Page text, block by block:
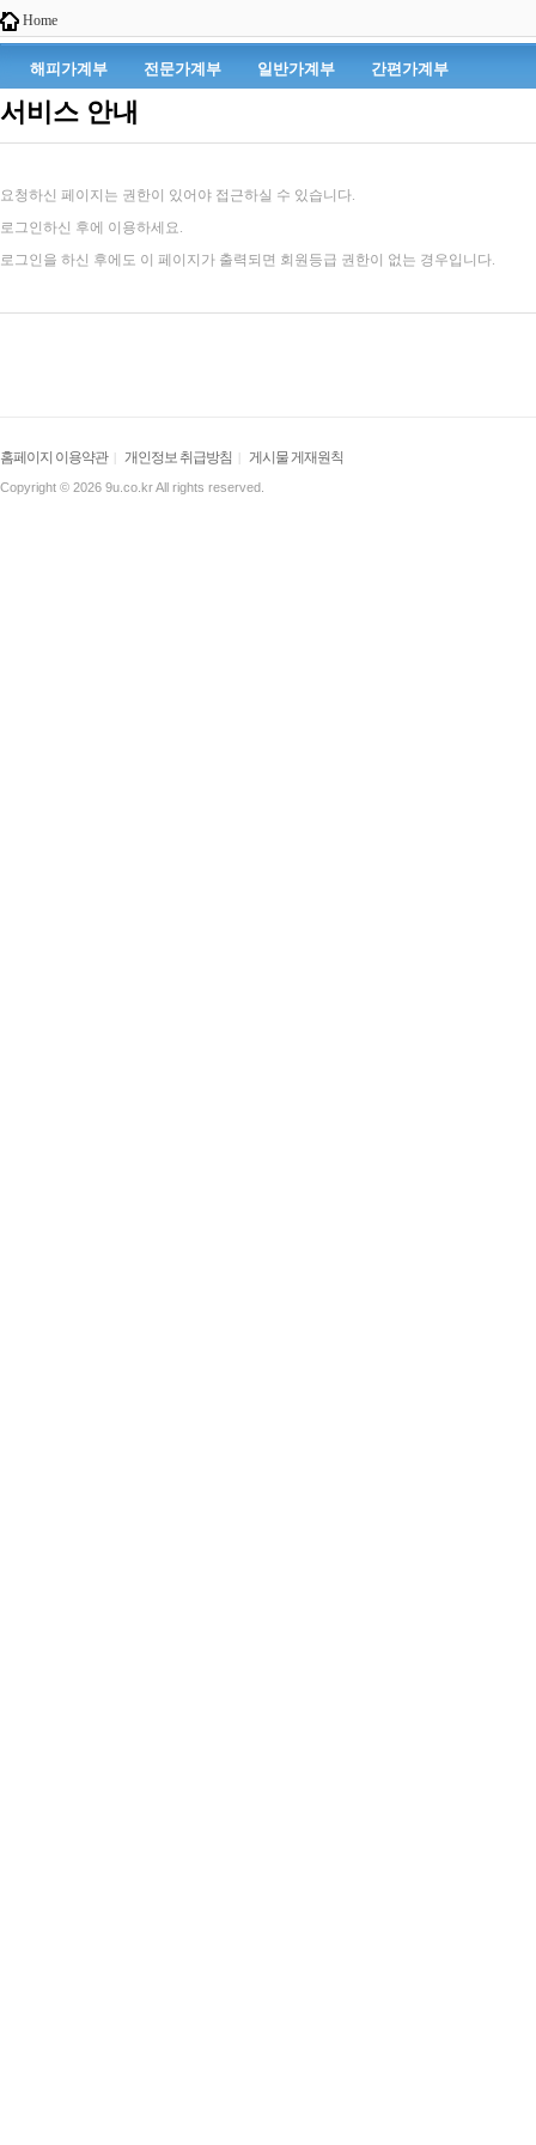
Home
해피가계부 전문가계부 일반가계부 간편가계부
서비스 안내
요청하신 페이지는 권한이 있어야 접근하실 수 있습니다.
로그인하신 후에 이용하세요.
로그인을 하신 후에도 이 페이지가 출력되면 회원등급 권한이 없는 경우입니다.
홈페이지 이용약관| 개인정보 취급방침 | 게시물 게재원칙
Copyright © 2026 9u.co.kr All rights reserved.